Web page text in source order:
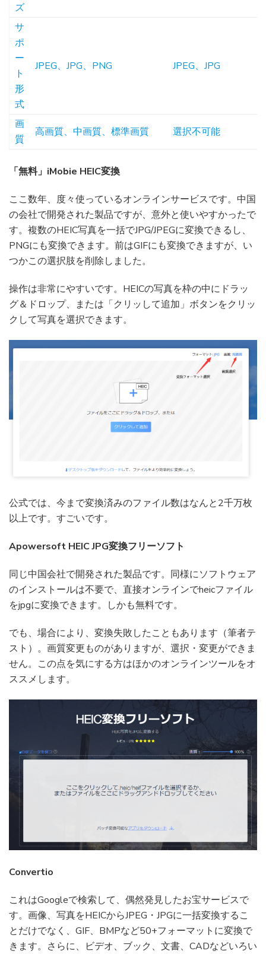
ズ
サ
ポ
ー
ト
形
式
JPEG、JPG、PNG JPEG、JPG
画
質
高画質、中画質、標準画質 選択不可能
「無料」iMobie HEIC変換
ここ数年、度々使っているオンラインサービスです。中国
の会社で開発された製品ですが、意外と使いやすかったで
す。複数のHEIC写真を一括でJPG/JPEGに変換できるし、
PNGにも変換できます。前はGIFにも変換できますが、い
つかこの選択肢を削除しました。
操作は非常にやすいです。HEICの写真を枠の中にドラッ
グ＆ドロップ、または「クリッして追加」ボタンをクリッ
クして写真を選択できます。
公式では、今まで変換済みのファイル数はなんと2千万枚
以上です。すごいです。
Apowersoft HEIC JPG変換フリーソフト
同じ中国会社で開発された製品です。同様にソフトウェア
のインストールは不要で、直接オンラインでheicファイル
をjpgに変換できます。しかも無料です。
でも、場合により、変換失敗したこともあります（筆者テ
スト）。画質変更ものがありますが、選択・変更ができま
せん。この点を気にする方はほかのオンラインツールをオ
ススメします。
Convertio
これはGoogleで検索して、偶然発見したお宝サービスで
す。画像、写真をHEICからJPEG・JPGに一括変換するこ
とだけでなく、GIF、BMPなど50+フォーマットに変換で
きます。さらに、ビデオ、ブック、文書、CADなどいろい